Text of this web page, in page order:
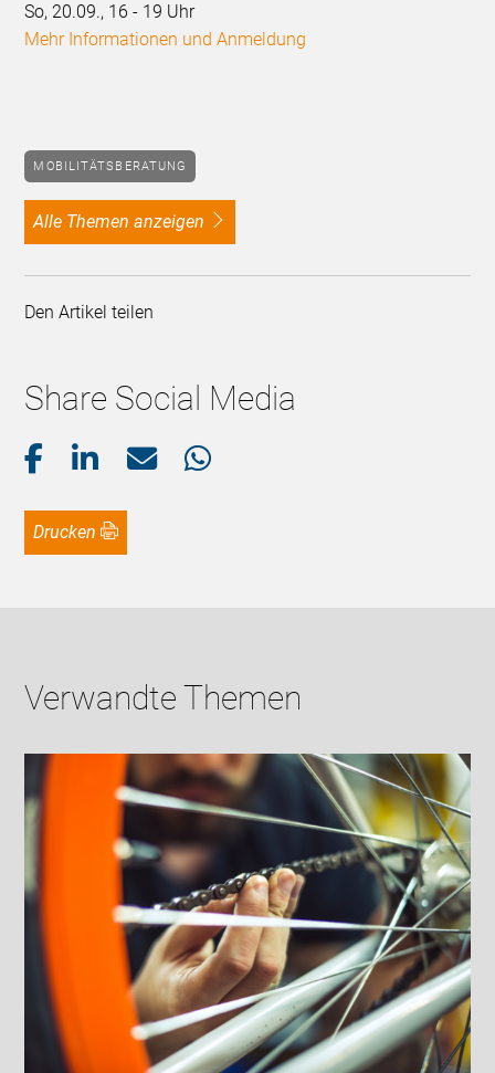
So, 20.09., 16 - 19 Uhr
Mehr Informationen und Anmeldung
MOBILITÄTSBERATUNG
alle Themen anzeigen
Den Artikel teilen
Share Social Media
Drucken
Verwandte Themen